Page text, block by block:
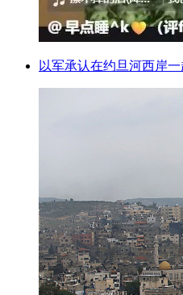
以军承认在约旦河西岸